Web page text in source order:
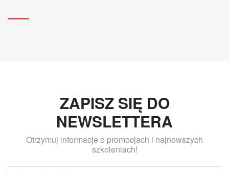
ZAPISZ SIĘ DO
NEWSLETTERA
Otrzymuj informacje o promocjach i najnowszych
szkoleniach!